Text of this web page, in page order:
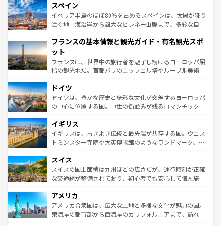
ろん、トスカーナの美しい田園風景やアマルフィ海岸の絶
景など、自然景観も見逃せない。観光の合間には、本場の
ピザやパスタなど、絶品のイタリア料理を堪能することも
ませてくれるイタリアで、忘れられない旅をしてみよう！
なお、新着のイタリア情報は
しい。
スペイン
イベリア半島のほぼ80％を占めるスペインは、太陽が降り
注ぐ地中海沿岸から雄大なピレネー山脈まで、多彩な自然
文化が根付くこの国では、情熱的なフラメンコ、熱気あふ
れる闘牛、そして美味しいタパスが生活の一部となってい
る。首都マドリードの洗練された雰囲気や、バルセロナの
アートに溢れた街角から、地方では古代ローマ遺跡や中世
せる。地方によって風土や気候が異なるスペインはその個
性で訪れる人を魅了する。 なお、新着のスペイン情報は コ
ンテンツ一覧を参照してほしい。
フランスの基本情報と観光ガイド・有名観光スポ
ット
フランスは、世界中の旅行者を魅了し続けるヨーロッパ屈
指の観光地だ。首都パリのエッフェル塔やルーブル美術館
で、幅広い魅力が詰まっている。華麗な宮殿、歴史的な大
聖堂、美しいビーチ、そして豊かな自然が、訪れる者を心
から魅了する。また、フランスは美食の国としても知ら
いる。シャンパンの発祥地であるランス、プロヴァンスの
香り高いラベンダー畑など、多彩な楽しみ方が可能だ。さ
らに、パリ以外の地域にも魅力が溢れており、どの街角に
れる地方に足を運ぶとそれぞれで全く異なる文化を体験で
きるだろう。 なお、新着のフランス情報はコンテンツ一覧
を参照してほしい。
ドイツ
ドイツは、豊かな歴史と多彩な文化が交差するヨーロッパ
の中心に位置する国。中世の街並みが残るロマンチック街
顔を持つこの国は、どこを歩いても飽きることがない。ベ
ルリンの文化的活気、バイエルン州のアルプスの絶景、そ
してライン川沿いのワイン畑といった風景は必見。ビール
は、お酒好きな人にはぜひ体験してほしい。 なお、新着の
ドイツ情報はコンテンツ一覧を参照してほしい。
イギリス
イギリスは、古きよき伝統と最先端が共存する国。ウェス
トミンスター寺院や大英博物館のようなランドマーク、歴
リアごとに異なる魅力がある。また、優雅なアフタヌーン
ティー、ビール好きにはたまらない英国パブ、サッカー観
戦など、本場だからこそできる体験も豊富。イギリスを旅
ンツ一覧を参照してほしい。
スイス
スイスの国土面積は九州ほどの広さだが、運行時刻が正確
な交通網が整備されており、初心者でも安心して個人旅行
の建物がそのまま残る町や、スイスならではのユニークな
博物館もあり、アルプス観光だけでなく町歩きも満喫する
ことができる。国民の所得が高いため物価も高いが、旅行
アメリカ
アメリカ合衆国は、広大な土地と多様な文化が魅力の国。
東海岸の都市部から西海岸のカリフォルニアまで、訪れる